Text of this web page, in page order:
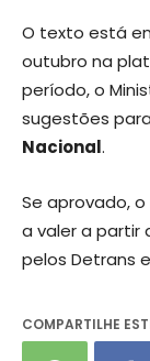
O texto está
outubro na
período, o
sugestões
Nacional.
Se aprovado,
a valer a partir
pelos Detrans
COMPARTILHE